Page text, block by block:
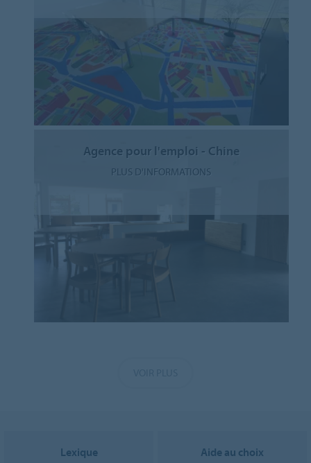
Agence pour l'emploi - Chine
PLUS D'INFORMATIONS
Lexique Aide au choix